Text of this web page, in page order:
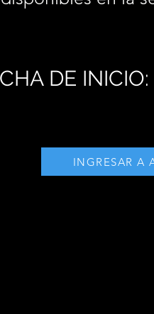
DE INICIO:
INGRESAR A